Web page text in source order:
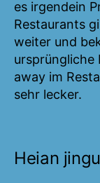
es irgendein
Restaurants
weiter und
ursprüngliche
away im
sehr lecker.
Heian jingu